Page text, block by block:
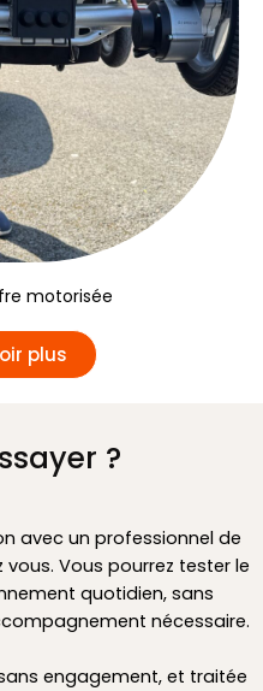
motorisée
plus
?
avec un professionnel de
Vous pourrez tester le
quotidien, sans
nécessaire.
engagement, et traitée